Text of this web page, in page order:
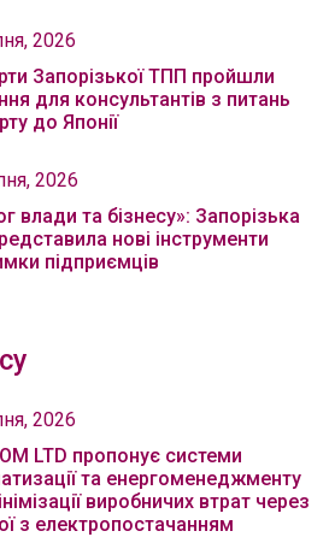
2026
Запорізької ТПП пройшли
для консультантів з питань
до Японії
2026
влади та бізнесу»: Запорізька
нові інструменти
підприємців
2026
LTD пропонує системи
та енергоменеджменту
виробничих втрат через
з електропостачанням